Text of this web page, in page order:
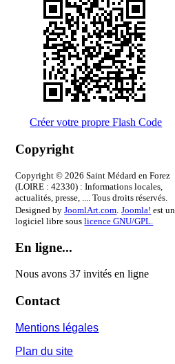
Créer votre propre Flash Code
Copyright
Copyright © 2026 Saint Médard en Forez
(LOIRE : 42330) : Informations locales,
actualités, presse, .... Tous droits réservés.
Designed byJoomlArt.com Joomla! est un
logiciel libre souslicence GNU/GPL.
En ligne...
Nous avons 37 invités en ligne
Contact
Mentions légales
Plan du site